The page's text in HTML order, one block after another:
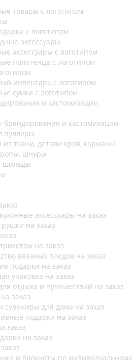
товары с логотипом
с логотипом
аксессуары
аксессуары с логотипом
полотенца с логотипом
инвентарь с логотипом
сумки с логотипом
и кастомизации
брендирования и кастомизации
пуллеры
из ткани, детали кроя, карманы
шнуры
шильды
аксессуары на заказ
на заказ
на заказ
вязаных пледов на заказ
подарки на заказ
упаковка на заказ
отдыха и путешествий на заказ
заказ
сувениры для дома на заказ
подарки на заказ
заказ
на заказ
и блокноты по индивидуальному